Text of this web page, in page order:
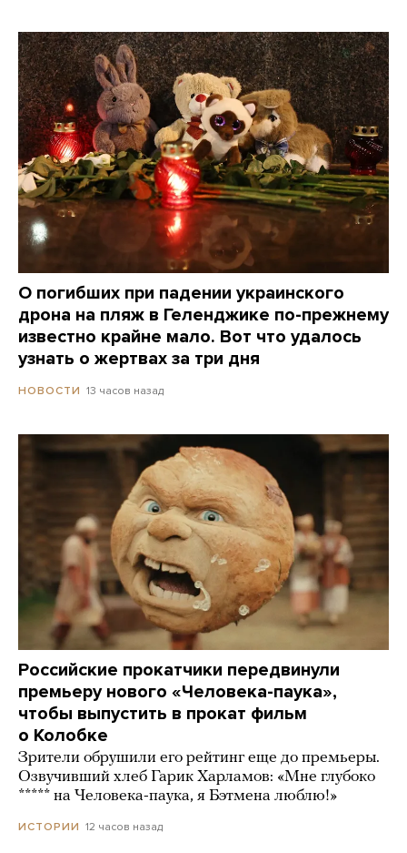
О погибших при падении украинского
дрона на пляж в Геленджике по-прежнему
известно крайне мало. Вот что удалось
узнать о жертвах за три дня
НОВОСТИ 13 часов назад
Российские прокатчики передвинули
премьеру нового «Человека-паука»,
чтобы выпустить в прокат фильм
о Колобке
Зрители обрушили его рейтинг еще до премьеры.
Озвучивший хлеб Гарик Харламов: «Мне глубоко
***** на Человека-паука, я Бэтмена люблю!»
ИСТОРИИ 12 часов назад